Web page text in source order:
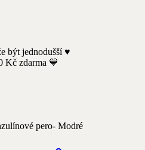
být jednodušší ♥️
Kč zdarma 💙
pero- Modré